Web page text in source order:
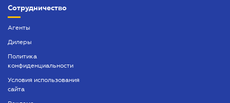
Сотрудничество
Агенты
Дилеры
Политика
конфиденциальности
Условия использования
сайта